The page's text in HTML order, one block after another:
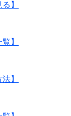
】
】
】